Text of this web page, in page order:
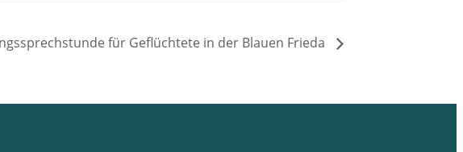
für Geflüchtete in der Blauen Frieda